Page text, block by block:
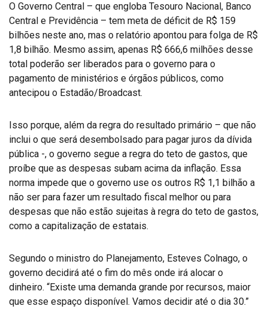
O Governo Central – que engloba Tesouro Nacional, Banco
Central e Previdência – tem meta de déficit de R$ 159
bilhões neste ano, mas o relatório apontou para folga de R$
1,8 bilhão. Mesmo assim, apenas R$ 666,6 milhões desse
total poderão ser liberados para o governo para o
pagamento de ministérios e órgãos públicos, como
antecipou o Estadão/Broadcast.
Isso porque, além da regra do resultado primário – que não
inclui o que será desembolsado para pagar juros da dívida
pública -, o governo segue a regra do teto de gastos, que
proíbe que as despesas subam acima da inflação. Essa
norma impede que o governo use os outros R$ 1,1 bilhão a
não ser para fazer um resultado fiscal melhor ou para
despesas que não estão sujeitas à regra do teto de gastos,
como a capitalização de estatais.
Segundo o ministro do Planejamento, Esteves Colnago, o
governo decidirá até o fim do mês onde irá alocar o
dinheiro. “Existe uma demanda grande por recursos, maior
que esse espaço disponível. Vamos decidir até o dia 30.”